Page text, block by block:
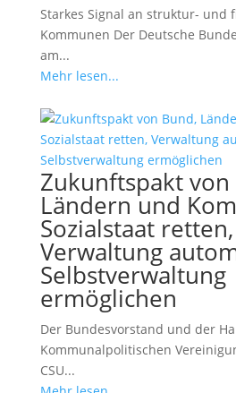
Starkes Signal an struktur- und
Kommunen Der Deutsche
am...
Mehr lesen...
Zukunftspakt von
Ländern und
Sozialstaat retten,
Verwaltung
Selbstverwaltung
ermöglichen
Der Bundesvorstand und der
Kommunalpolitischen
CSU...